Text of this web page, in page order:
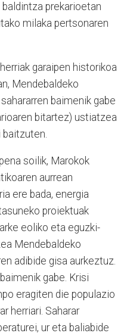
prekarioetan
milaka pertsonaren
garaipen historikoa
Mendebaldeko
baimenik gabe
bitartez) ustiatzea
soilik, Marokok
aurrean
ere bada, energia
proiektuak
eoliko eta eguzki-
Mendebaldeko
adibide gisa aurkeztuz.
gabe. Krisi
eragiten die populazio
herriari. Saharar
ur eta baliabide